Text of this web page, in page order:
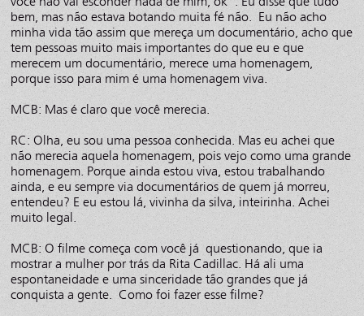
bem, mas não estava botando muita fé não. Eu não acho
minha vida tão assim que mereça um documentário, acho que
tem pessoas muito mais importantes do que eu e que
merecem um documentário, merece uma homenagem,
porque isso para mim é uma homenagem viva.
MCB: Mas é claro que você merecia.
RC: Olha, eu sou uma pessoa conhecida. Mas eu achei que
não merecia aquela homenagem, pois vejo como uma grande
homenagem. Porque ainda estou viva, estou trabalhando
ainda, e eu sempre via documentários de quem já morreu,
entendeu? E eu estou lá, vivinha da silva, inteirinha. Achei
muito legal.
MCB: O filme começa com você já questionando, que ia
mostrar a mulher por trás da Rita Cadillac. Há ali uma
espontaneidade e uma sinceridade tão grandes que já
conquista a gente. Como foi fazer esse filme?